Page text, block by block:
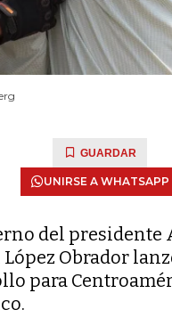
GUARDAR
UNIRSE A WHATSAPP
del presidente
Obrador
para